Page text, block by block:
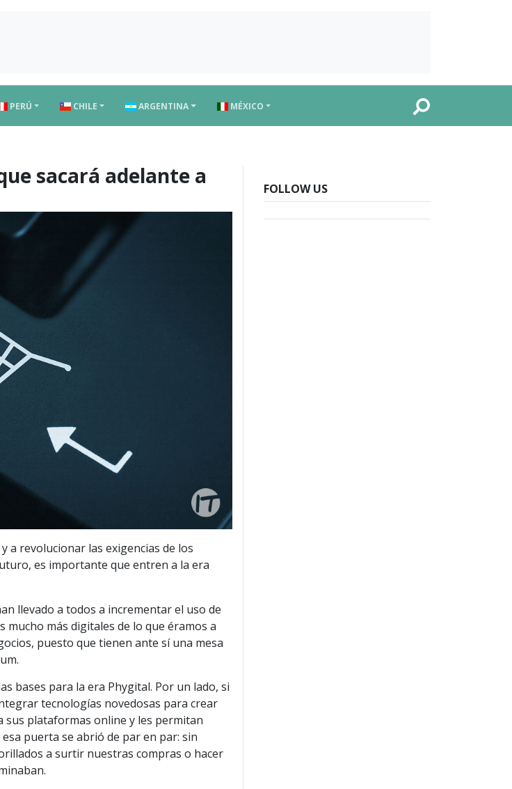
PERÚ CHILE ARGENTINA MÉXICO
sacará adelante a
a revolucionar las exigencias de los
es importante que entren a la era
llevado a todos a incrementar el uso de
más digitales de lo que éramos a
puesto que tienen ante sí una mesa
bases para la era Phygital. Por un lado, si
tecnologías novedosas para crear
sus plataformas online y les permitan
puerta se abrió de par en par: sin
a surtir nuestras compras o hacer
FOLLOW US